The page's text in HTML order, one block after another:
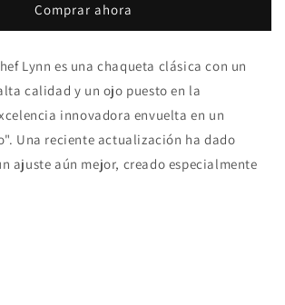
Comprar ahora
Lynn es una chaqueta clásica con un
calidad y un ojo puesto en la
innovadora envuelta en un
Una reciente actualización ha dado
ajuste aún mejor, creado especialmente